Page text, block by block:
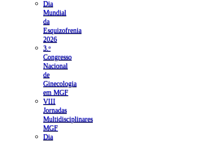
Dia
Mundial
da
Esquizofrenia
2026
3.ᵒ
Congresso
Nacional
de
Ginecologia
em MGF
VIII
Jornadas
Multidisciplinares
MGF
Dia